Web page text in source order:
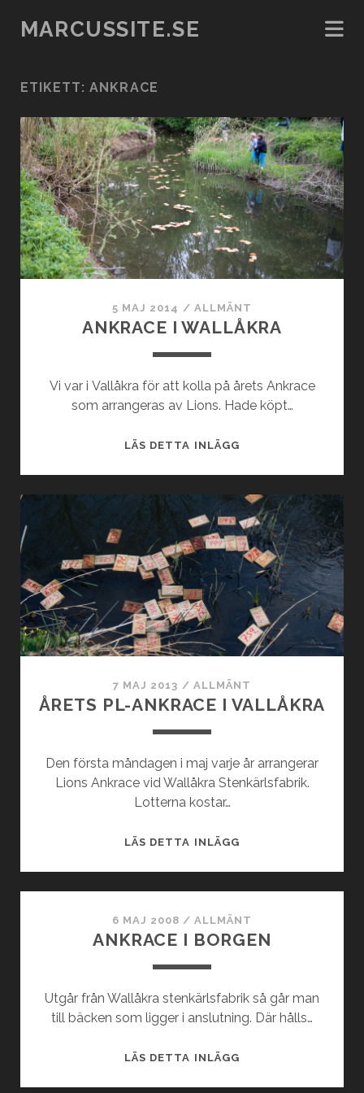
MARCUSSITE.SE
ETIKETT: ANKRACE
5 MAJ 2014 / ALLMÄNT
ANKRACE I WALLÅKRA
Vi var i Vallåkra för att kolla på årets Ankrace
som arrangeras av Lions. Hade köpt…
LÄS DETTA INLÄGGANKRACE
7 MAJ 2013 / ALLMÄNT
ÅRETS PL-ANKRACE I VALLÅKRA
Den första måndagen i maj varje år arrangerar
Lions Ankrace vid Wallåkra Stenkärlsfabrik.
Lotterna kostar…
LÄS DETTA INLÄGGÅRETS
VALLÅKRA
6 MAJ 2008 /ALLMÄNT
ANKRACE I BORGEN
Utgår från Wallåkra stenkärlsfabrik så går man
till bäcken som ligger i anslutning. Där hålls…
LÄS DETTA INLÄGGANKRACE